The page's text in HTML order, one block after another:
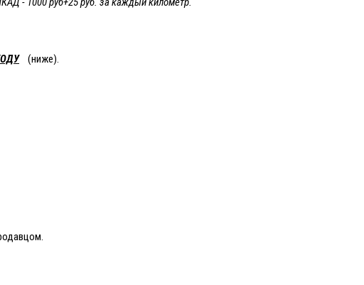
(ниже).